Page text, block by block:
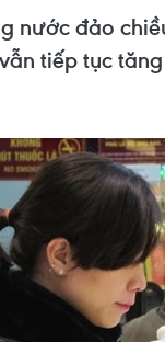
nước đảo
tiếp tục